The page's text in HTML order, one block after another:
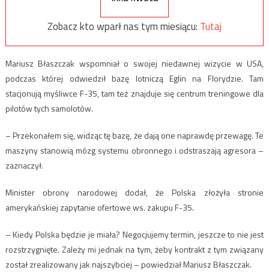
Zobacz kto wparł nas tym miesiącu: Tutaj
Mariusz Błaszczak wspomniał o swojej niedawnej wizycie w USA,
podczas której odwiedził bazę lotniczą Eglin na Florydzie. Tam
stacjonują myśliwce F-35, tam też znajduje się centrum treningowe dla
pilotów tych samolotów.
– Przekonałem się, widząc tę bazę, że dają one naprawdę przewagę. Te
maszyny stanowią mózg systemu obronnego i odstraszają agresora –
zaznaczył.
Minister obrony narodowej dodał, że Polska złożyła stronie
amerykańskiej zapytanie ofertowe ws. zakupu F-35.
– Kiedy Polska będzie je miała? Negocjujemy termin, jeszcze to nie jest
rozstrzygnięte. Zależy mi jednak na tym, żeby kontrakt z tym związany
został zrealizowany jak najszybciej – powiedział Mariusz Błaszczak.